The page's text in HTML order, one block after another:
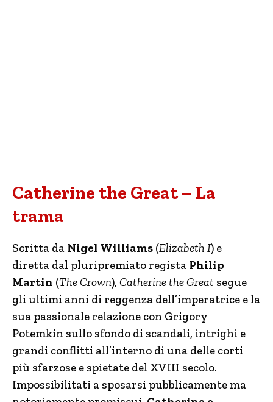
Catherine the Great – La
trama
Scritta da Nigel Williams (Elizabeth I) e
diretta dal pluripremiato regista Philip
Martin (The Crown), Catherine the Great segue
gli ultimi anni di reggenza dell’imperatrice e la
sua passionale relazione con Grigory
Potemkin sullo sfondo di scandali, intrighi e
grandi conflitti all’interno di una delle corti
più sfarzose e spietate del XVIII secolo.
Impossibilitati a sposarsi pubblicamente ma